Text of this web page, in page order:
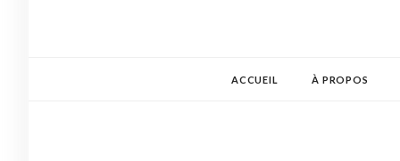
ACCUEIL À PROPOS